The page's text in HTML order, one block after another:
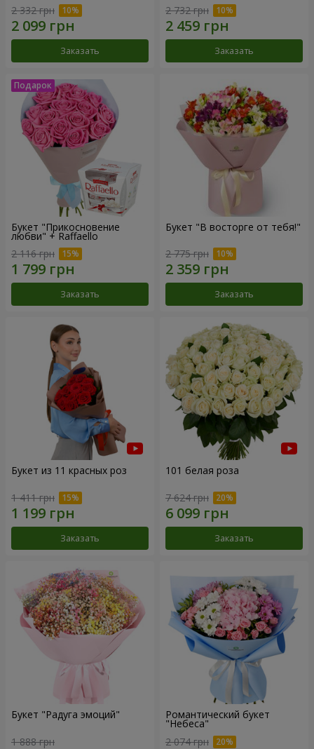
2 332 грн
Заказать
2 732 грн
Заказать
Букет "Прикосновение
любви" + Raffaello
2 116 грн
Заказать
Букет "В восторге от тебя!"
2 775 грн
Заказать
Букет из 11 красных роз
1 411 грн
Заказать
101 белая роза
7 624 грн
Заказать
Букет "Радуга эмоций"
1 888 грн
Романтический букет
"Небеса"
2 074 грн